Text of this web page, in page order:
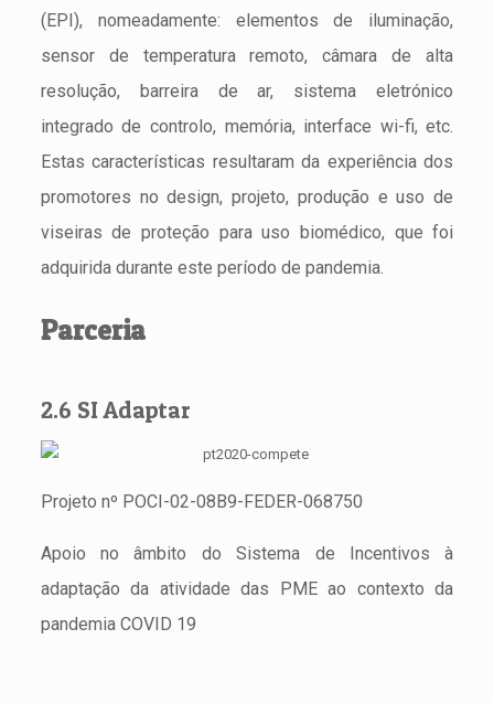
(EPI), nomeadamente: elementos de iluminação,
sensor de temperatura remoto, câmara de alta
resolução, barreira de ar, sistema eletrónico
integrado de controlo, memória, interface wi-fi, etc.
Estas características resultaram da experiência dos
promotores no design, projeto, produção e uso de
viseiras de proteção para uso biomédico, que foi
adquirida durante este período de pandemia.
Parceria
2.6 SI Adaptar
Projeto nº POCI-02-08B9-FEDER-068750
Apoio no âmbito do Sistema de Incentivos à
adaptação da atividade das PME ao contexto da
pandemia COVID 19